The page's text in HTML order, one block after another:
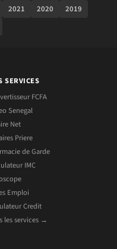
2021 2020
2019
SERVICES
FCFA
Senegal
Net
Priere
de Garde
IMC
Emploi
Credit
les services →